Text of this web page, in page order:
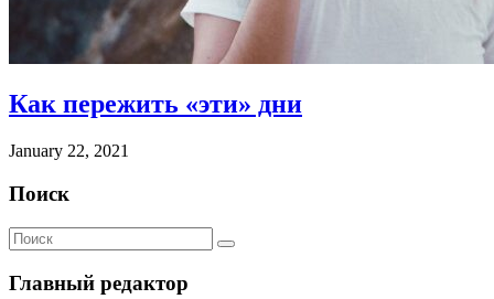
Как пережить «эти» дни
January 22, 2021
Поиск
Главный редактор